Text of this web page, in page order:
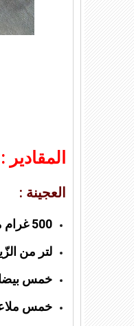
المقادير
العجينة :
500 غرام من الدّقيق الأبيض.
لتر من
خمس
خمس